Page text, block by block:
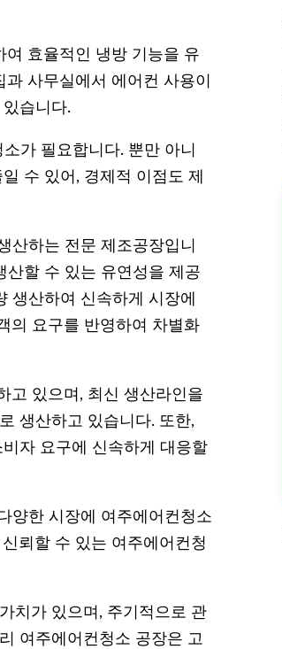
효율적인 냉방 기능을 유
사무실에서 에어컨 사용이
습니다.
가 필요합니다. 뿐만 아니
수 있어, 경제적 이점도 제
산하는 전문 제조공장입니
산할 수 있는 유연성을 제공
생산하여 신속하게 시장에
의 요구를 반영하여 차별화
고 있으며, 최신 생산라인을
생산하고 있습니다. 또한,
자 요구에 신속하게 대응할
양한 시장에 여주에어컨청소
뢰할 수 있는 여주에어컨청
치가 있으며, 주기적으로 관
여주에어컨청소 공장은 고